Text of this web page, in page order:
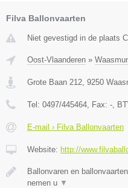
Filva Ballonvaarten
Niet gevestigd in de plaats
Oost-Vlaanderen »
Grote Baan 212 9250
Tel: 0497/445464 , Fax: - ,
E-mail › Filva Ballonvaarten
Website: http://
Ballonvaren en
nemen u ▼